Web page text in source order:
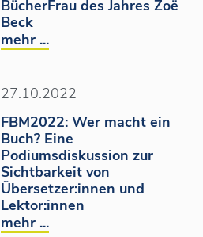
BücherFrau des Jahres Zoë
Beck
mehr ...
27.10.2022
FBM2022: Wer macht ein
Buch? Eine
Podiumsdiskussion zur
Sichtbarkeit von
Übersetzer:innen und
Lektor:innen
mehr ...